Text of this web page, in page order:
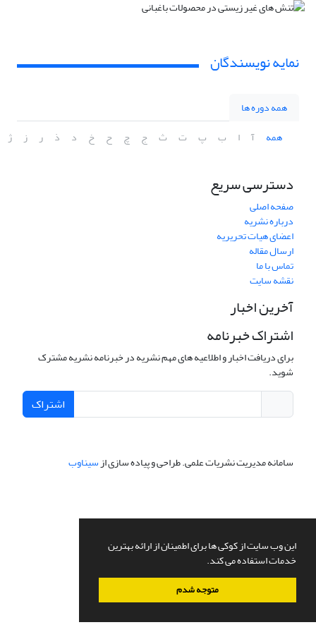
این وب سایت از کوکی ها برای اطمینان از ارائه بهترین
خدمات استفاده می کند.
متوجه شدم
نمایه نویسندگان
همه دوره ها
همه
آ ا ب پ ت ث ج چ ح خ د ذ ر ز ژ
دسترسی سریع
صفحه اصلی
درباره نشریه
اعضای هیات تحریریه
ارسال مقاله
تماس با ما
نقشه سایت
آخرین اخبار
اشتراک خبرنامه
برای دریافت اخبار و اطلاعیه های مهم نشریه در خبرنامه نشریه مشترک
شوید.
اشتراک
سامانه مدیریت نشریات علمی.طراحی و پیاده سازی ازسیناوب